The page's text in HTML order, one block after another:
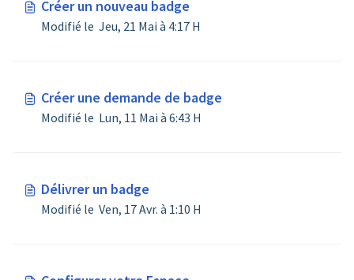
Créer un nouveau badge
Modifié le Jeu, 21 Mai à 4:17 H
Créer une demande de badge
Modifié le Lun, 11 Mai à 6:43 H
Délivrer un badge
Modifié le Ven, 17 Avr. à 1:10 H